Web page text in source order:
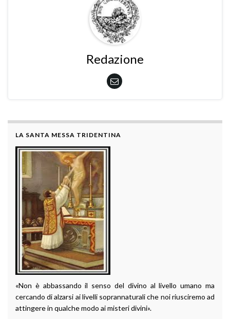
Redazione
LA SANTA MESSA TRIDENTINA
«Non è abbassando il senso del divino al livello umano ma
cercando di alzarsi ai livelli soprannaturali che noi riusciremo ad
attingere in qualche modo ai misteri divini».